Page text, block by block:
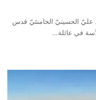
عليّ الحسينيّ الخامنئيّ قدس